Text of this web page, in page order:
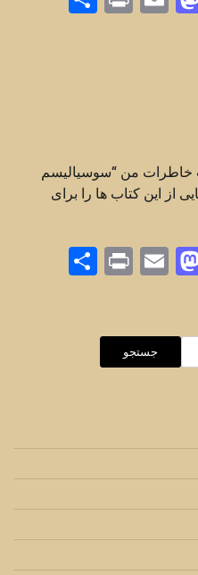
خاطرات من “سوسیالیسم
از این کتاب ها را برای
Mastodon
Email
Print
جستجو